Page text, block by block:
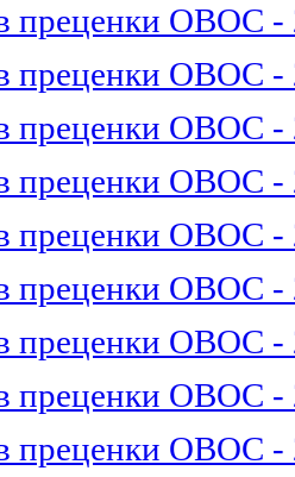
преценки ОВОС -
преценки ОВОС -
преценки ОВОС -
преценки ОВОС -
преценки ОВОС -
преценки ОВОС -
преценки ОВОС -
преценки ОВОС -
преценки ОВОС -